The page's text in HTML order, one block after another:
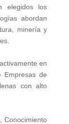
elegidos los
abordan
minería y
en
Empresas de
con alto
Conocimiento